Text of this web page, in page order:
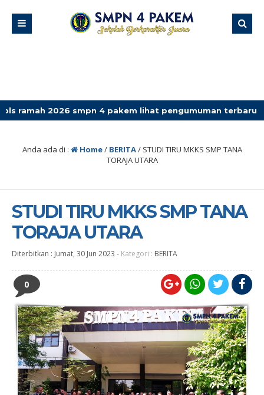
4 pakem lihat pengumuman terbaru
Anda ada di : Home/ BERITA/ STUDI TIRU MKKS SMP TANA
TORAJA UTARA
STUDI TIRU MKKS SMP TANA
TORAJA UTARA
Diterbitkan : Jumat, 30 Jun 2023 - Kategori : BERITA
0